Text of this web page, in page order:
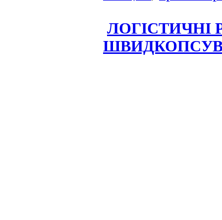
ЛОГІСТИЧНІ